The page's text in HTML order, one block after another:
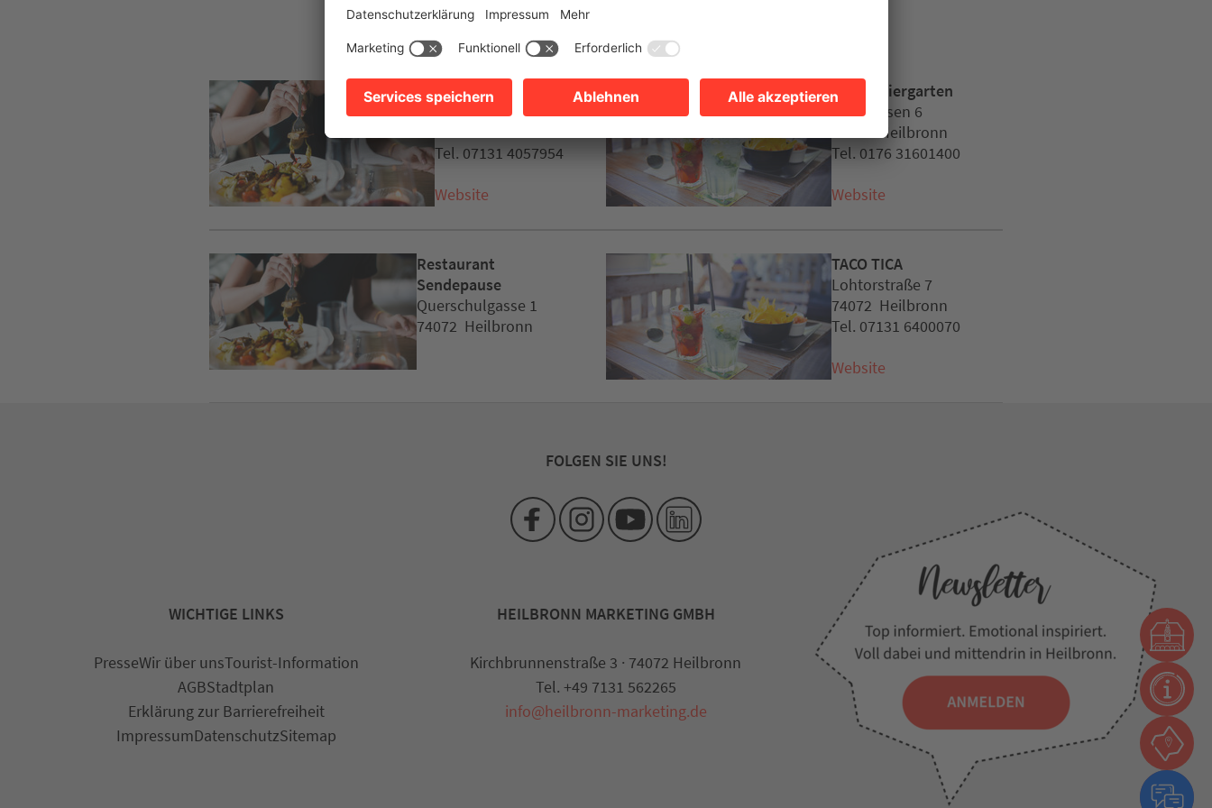
Alpha Eat Greek
Fleiner Straße 39
Tel. 07131 4057954
Website
Carles Biergarten
Wertwiesen 6
74081 Heilbronn
Tel. 0176 31601400
Website
Restaurant
Sendepause
Querschulgasse 1
74072 Heilbronn
TACO TICA
Lohtorstraße 7
74072 Heilbronn
Tel. 07131 6400070
Website
FOLGEN SIE UNS!
WICHTIGE LINKS
PresseWir über unsTourist-Information
AGBStadtplan
Erklärung zur Barrierefreiheit
ImpressumDatenschutzSitemap
HEILBRONN MARKETING GMBH
Kirchbrunnenstraße 3 · 74072 Heilbronn
Tel. +49 7131 562265
info@heilbronn-marketing.de